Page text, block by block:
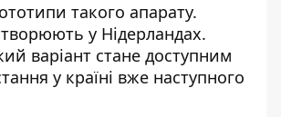
такого апарату.
у Нідерландах.
варіант стане доступним
у країні вже наступного